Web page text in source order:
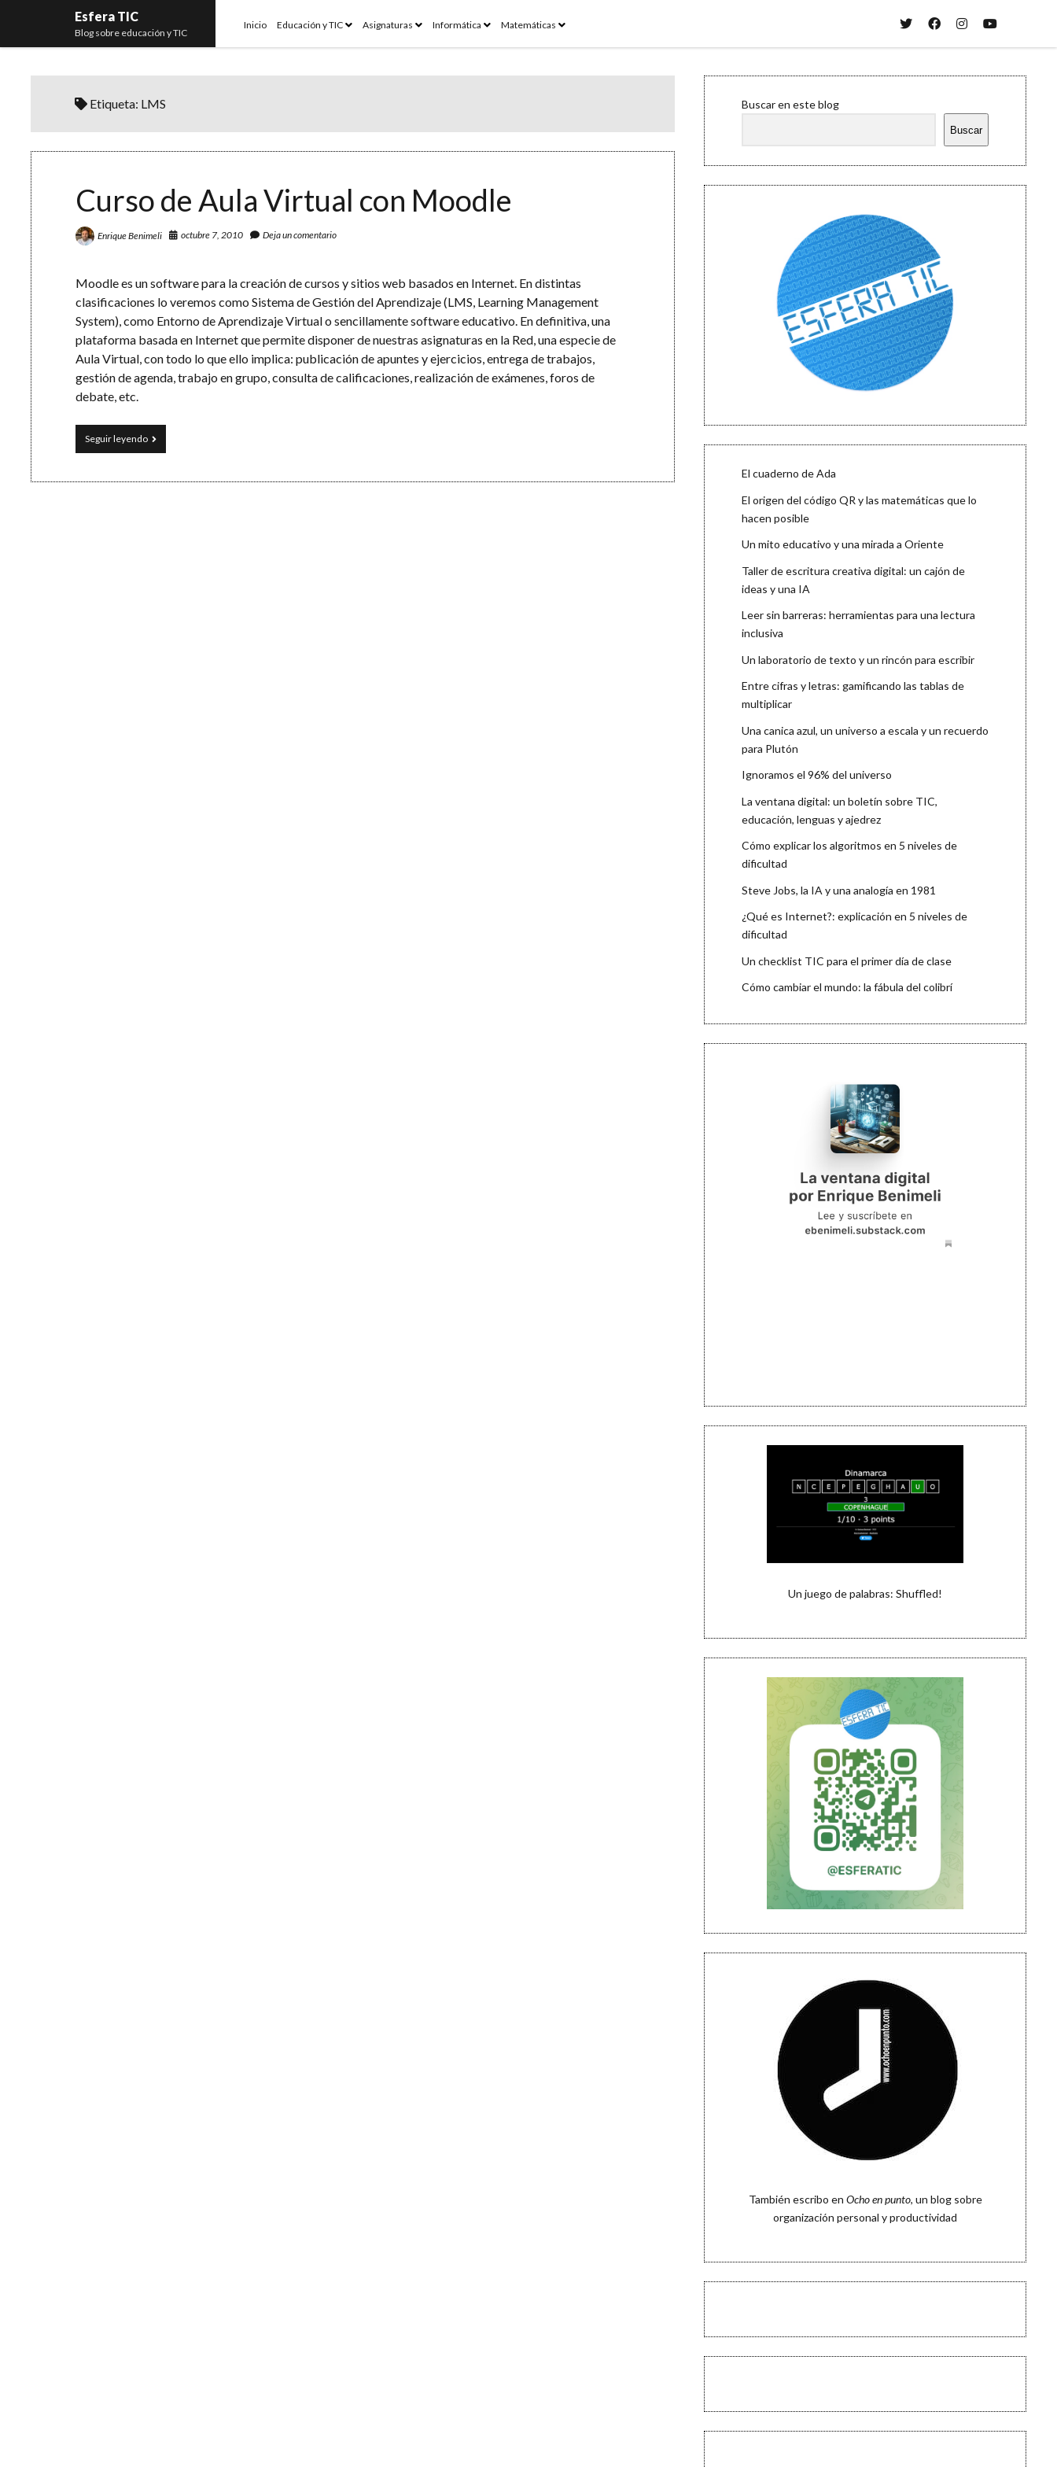
Esfera TIC
Blog sobre educación y TIC
Inicio Educación y TIC openAsignaturas openInformática openMatemáticas open
twitterfacebook
instagramyoutube
Etiqueta: LMS
Curso de Aula Virtual con Moodle
Enrique Benimeli octubre 7, 2010 Deja un comentario
Moodle es un software para la creación de cursos y sitios web basados en Internet. En distintas
clasificaciones lo veremos como Sistema de Gestión del Aprendizaje (LMS, Learning Management
System), como Entorno de Aprendizaje Virtual o sencillamente software educativo. En definitiva, una
plataforma basada en Internet que permite disponer de nuestras asignaturas en la Red, una especie de
Aula Virtual, con todo lo que ello implica: publicación de apuntes y ejercicios, entrega de trabajos,
gestión de agenda, trabajo en grupo, consulta de calificaciones, realización de exámenes, foros de
debate, etc.
Seguir leyendoCurso
de
Virtual
Sidebar
Buscar en este blog
Buscar
El cuaderno de Ada
El origen del código QR y las matemáticas que lo
hacen posible
Un mito educativo y una mirada a Oriente
Taller de escritura creativa digital: un cajón de
ideas y una IA
Leer sin barreras: herramientas para una lectura
inclusiva
Un laboratorio de texto y un rincón para escribir
Entre cifras y letras: gamificando las tablas de
multiplicar
Una canica azul, un universo a escala y un recuerdo
para Plutón
Ignoramos el 96% del universo
La ventana digital: un boletín sobre TIC,
educación, lenguas y ajedrez
Cómo explicar los algoritmos en 5 niveles de
dificultad
Steve Jobs, la IA y una analogía en 1981
¿Qué es Internet?: explicación en 5 niveles de
dificultad
Un checklist TIC para el primer día de clase
Cómo cambiar el mundo: la fábula del colibrí
Un juego de palabras: Shuffled!
También escribo en Ocho en punto, un blog sobre
organización personal y productividad